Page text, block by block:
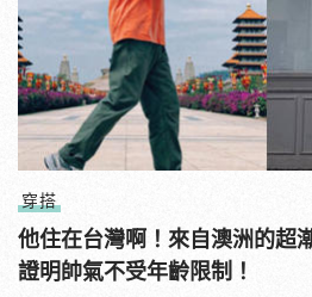
穿搭
他住在台灣啊！來自澳洲的超
證明帥氣不受年齡限制！